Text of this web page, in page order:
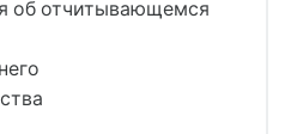
отчитывающемся